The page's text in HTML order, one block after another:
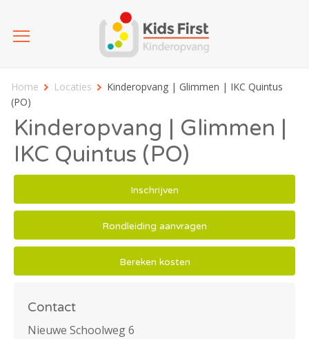
Home Locaties
Kinderopvang | Glimmen | IKC Quintus
(PO)
Kinderopvang | Glimmen |
IKC Quintus (PO)
Inschrijven
Rondleiding aanvragen
Bereken kosten
Contact
Nieuwe Schoolweg 6